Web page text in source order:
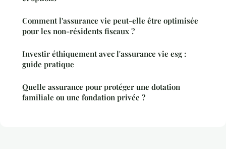
Comment l'assurance vie peut-elle être optimisée
pour les non-résidents fiscaux ?
Investir éthiquement avec l'assurance vie esg :
guide pratique
Quelle assurance pour protéger une dotation
familiale ou une fondation privée ?